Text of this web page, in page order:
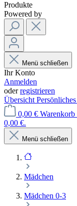
Produkte
Powered by
Menü schließen
Ihr Konto
Anmelden
oderregistrieren
Übersicht
0,00 € Warenkorb
0,00 €.
Menü schließen
Mädchen
Mädchen 0-3